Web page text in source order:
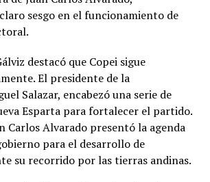
sesgo en el funcionamiento de
destacó que Copei sigue
El presidente de la
Salazar, encabezó una serie de
Esparta para fortalecer el partido.
Carlos Alvarado presentó la agenda
para el desarrollo de
su recorrido por las tierras andinas.